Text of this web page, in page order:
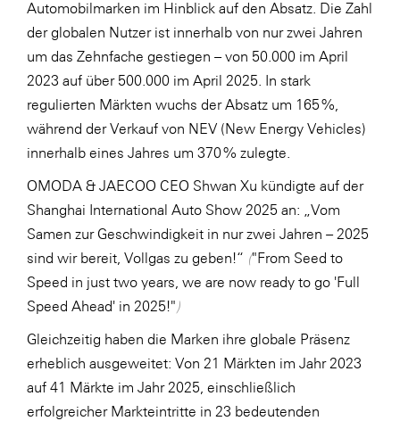
Automobilmarken im Hinblick auf den Absatz. Die Zahl
der globalen Nutzer ist innerhalb von nur zwei Jahren
um das Zehnfache gestiegen – von 50.000 im April
2023 auf über 500.000 im April 2025. In stark
regulierten Märkten wuchs der Absatz um 165 %,
während der Verkauf von NEV (New Energy Vehicles)
innerhalb eines Jahres um 370 % zulegte.
OMODA & JAECOO CEO Shwan Xu kündigte auf der
Shanghai International Auto Show 2025 an: „Vom
Samen zur Geschwindigkeit in nur zwei Jahren – 2025
sind wir bereit, Vollgas zu geben!“ ("From Seed to
Speed in just two years, we are now ready to go 'Full
Speed Ahead' in 2025!")
Gleichzeitig haben die Marken ihre globale Präsenz
erheblich ausgeweitet: Von 21 Märkten im Jahr 2023
auf 41 Märkte im Jahr 2025, einschließlich
erfolgreicher Markteintritte in 23 bedeutenden